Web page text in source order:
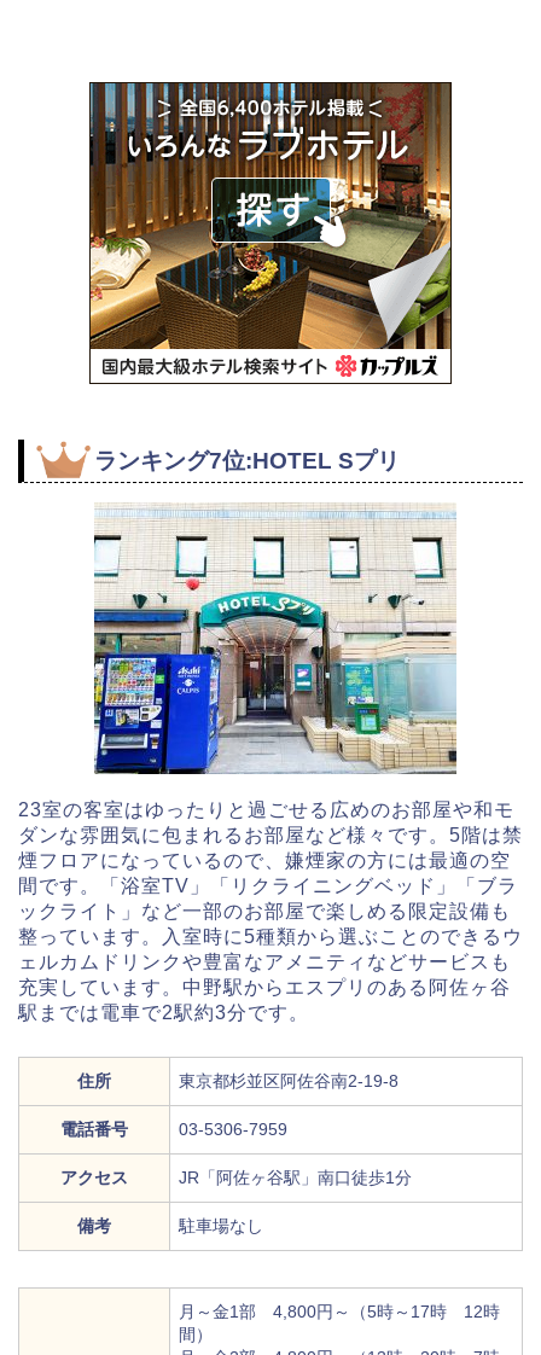
ランキング7位:HOTEL Sプリ
23室の客室はゆったりと過ごせる広めのお部屋や和モ
ダンな雰囲気に包まれるお部屋など様々です。5階は禁
煙フロアになっているので、嫌煙家の方には最適の空
間です。「浴室TV」「リクライニングベッド」「ブラ
ックライト」など一部のお部屋で楽しめる限定設備も
整っています。入室時に5種類から選ぶことのできるウ
ェルカムドリンクや豊富なアメニティなどサービスも
充実しています。中野駅からエスプリのある阿佐ヶ谷
駅までは電車で2駅約3分です。
住所 東京都杉並区阿佐谷南2-19-8
電話番号 03-5306-7959
アクセス JR「阿佐ヶ谷駅」南口徒歩1分
備考 駐車場なし
月～金1部 4,800円～（5時～17時 12時
間）